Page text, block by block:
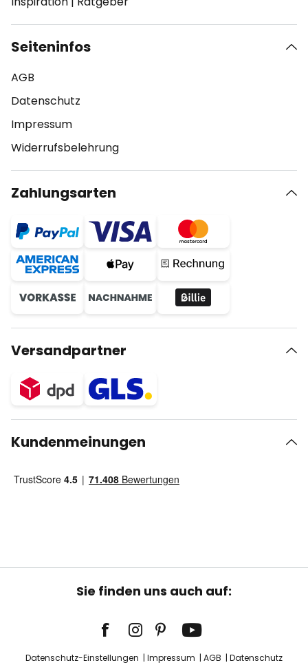
Seiteninfos
AGB
Datenschutz
Impressum
Widerrufsbelehrung
Zahlungsarten
Versandpartner
Kundenmeinungen
Sie finden uns auch auf:
Datenschutz-Einstellungen Impressum AGB Datenschutz